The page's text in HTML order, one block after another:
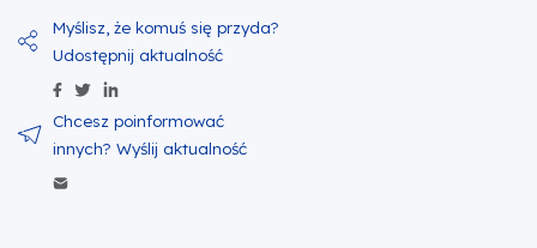
Udostępnij zawartość na Facebook
Udostępnij zawartość na Twitter